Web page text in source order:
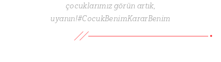
çocuklarımız görün artık,
uyanın!#CocukBenimKararBenim